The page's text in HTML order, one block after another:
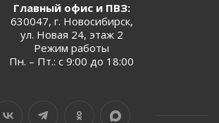
Главный офис и ПВЗ:
630047, г. Новосибирск,
ул. Новая 24, этаж 2
Режим работы
Пн. – Пт.: с 9:00 до 18:00